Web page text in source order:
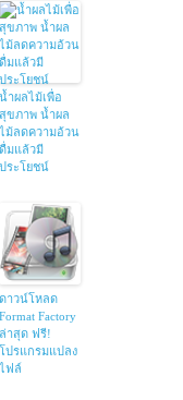
น้ำผลไม้เพื่อ
สุขภาพ น้ำผล
ไม้ลดความอ้วน
ดื่มแล้วมี
ประโยชน์
ดาวน์โหลด
Format Factory
ล่าสุด ฟรี!
โปรแกรมแปลง
ไฟล์